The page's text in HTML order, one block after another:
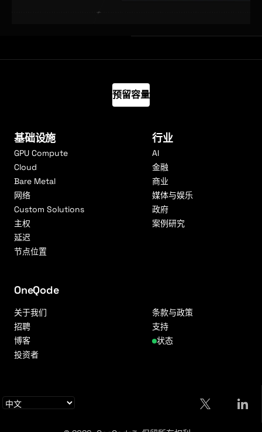
预留容量
基础设施
GPU Compute
Cloud
Bare Metal
网络
Custom Solutions
主权
延迟
节点位置
行业
AI
金融
商业
媒体与娱乐
政府
案例研究
OneQode
关于我们
招聘
博客
投资者
条款与政策
支持
状态